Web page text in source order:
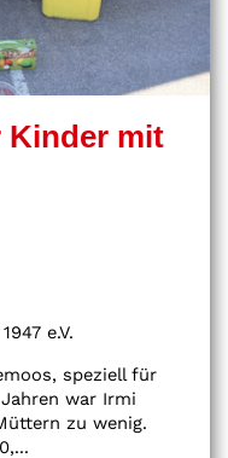
Kinder mit
e.V.
speziell für
war Irmi
zu wenig.